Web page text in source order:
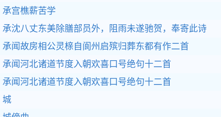
承宫樵薪苦学
承沈八丈东美除膳部员外，阻雨未遂驰贺，奉寄此诗
承闻故房相公灵榇自阆州启殡归葬东都有作二首
承闻河北诸道节度入朝欢喜口号绝句十二首
承闻河北诸道节度入朝欢喜口号绝句十二首
城